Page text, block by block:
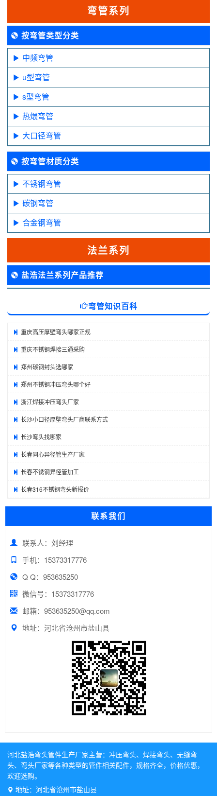
弯管系列
按弯管类型分类
中频弯管
u型弯管
s型弯管
热煨弯管
大口径弯管
按弯管材质分类
不锈钢弯管
碳钢弯管
合金钢弯管
法兰系列
盐浩法兰系列产品推荐
弯管知识百科
重庆高压厚壁弯头哪家正规
重庆不锈钢焊接三通采购
郑州碳钢封头选哪家
郑州不锈钢冲压弯头哪个好
浙江焊接冲压弯头厂家
长沙小口径厚壁弯头厂商联系方式
长沙弯头找哪家
长春同心异径管生产厂家
长春不锈钢异径管加工
长春316不锈钢弯头新报价
联系我们
联系人：刘经理
手机：15373317776
Q Q：953635250
微信号：15373317776
邮箱：953635250@qq.com
地址：河北省沧州市盐山县
河北盐浩弯头管件生产厂家主营： 冲压弯头、 焊接弯头、 无缝弯
头、 弯头厂家等各种类型的管件相关配件，规格齐全，价格优惠，
欢迎选购。
地址：河北省沧州市盐山县